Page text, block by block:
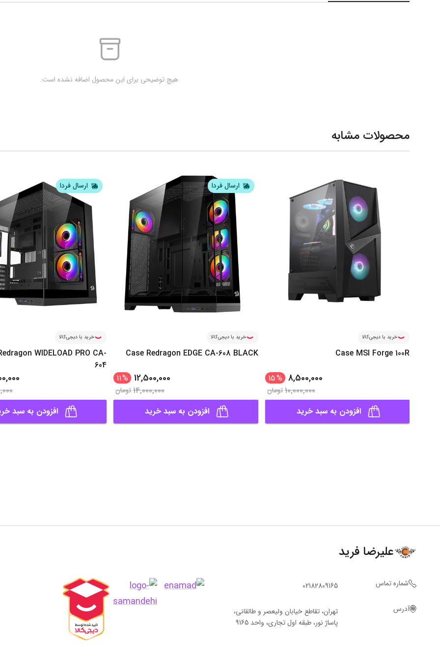
هیچ توضیحی برای این محصول اضافه نشده است.
محصولات مشابه
خرید با دیجی‌کالا
Case MSI Forge 100R
8,500,000
%
15
10,000,000تومان
افزودن به سبد خرید
ارسال فردا
خرید با دیجی‌کالا
Case Redragon EDGE CA-608 BLACK
12,500,000
%
11
14,000,000تومان
افزودن به سبد خرید
ارسال فردا
خرید با دیجی‌کالا
WIDELOAD PRO CA-
604
افزودن به سبد
علیرضا فرید
شماره تماس 02182809165
آدرس
تهران، تقاطع خیابان ولیعصر و طالقانی،
پاساژ نور، طبقه اول تجاری، واحد 9165